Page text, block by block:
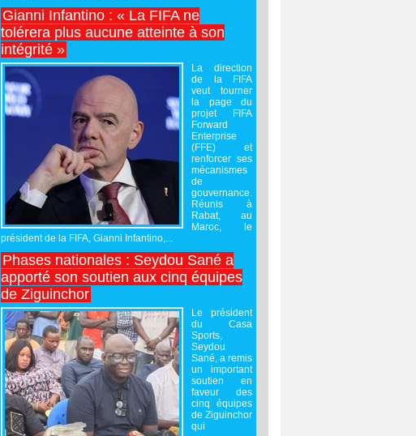
Gianni Infantino : « La FIFA ne
tolérera plus aucune atteinte à son
intégrité »
La direction
de la FIFA
veut tourner
la page du
projet FIFA
Forward
Enterprise
(FFE) et
renforcer ses
mécanismes
de
gouvernance.
Réunis à
Rabat, au
Maroc, le
président de la FIFA, Gianni Infantino,...
Phases nationales : Seydou Sané a
apporté son soutien aux cinq équipes
de Ziguinchor
Le président
du Casa
Sports,
Seydou
Sané, a remis
un important
soutien en
faveur des
cinq équipes
de Ziguinchor
qui